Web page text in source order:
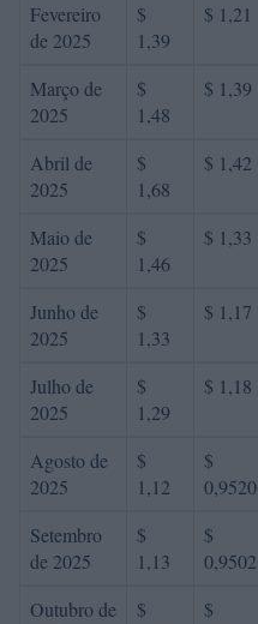
Fevereiro
de 2025
$
1,39
$ 1,21
Março de
2025
$
1,48
$ 1,39
Abril de
2025
$
1,68
$ 1,42
Maio de
2025
$
1,46
$ 1,33
Junho de
2025
$
1,33
$ 1,17
Julho de
2025
$
1,29
$ 1,18
Agosto de
2025
$
1,12
$
0,9520
Setembro
de 2025
$
1,13
$
0,9502
Outubro de
$
$